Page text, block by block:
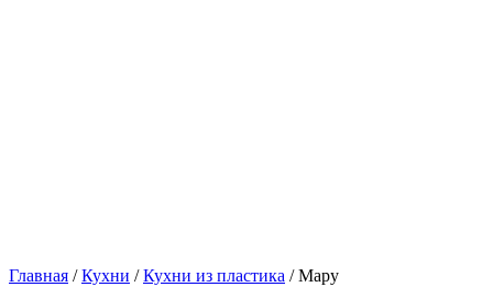
Главная /Кухни /Кухни из пластика / Мару